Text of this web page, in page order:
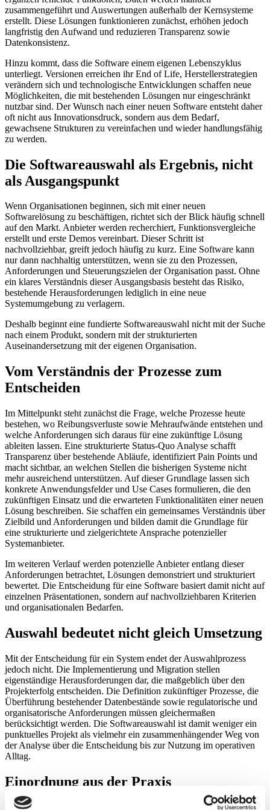
zusammengeführt und Auswertungen außerhalb der Kernsysteme
erstellt. Diese Lösungen funktionieren zunächst, erhöhen jedoch
langfristig den Aufwand und reduzieren Transparenz sowie
Datenkonsistenz.
Hinzu kommt, dass die Software einem eigenen Lebenszyklus
unterliegt. Versionen erreichen ihr End of Life, Herstellerstrategien
verändern sich und technologische Entwicklungen schaffen neue
Möglichkeiten, die mit bestehenden Lösungen nur eingeschränkt
nutzbar sind. Der Wunsch nach einer neuen Software entsteht daher
oft nicht aus Innovationsdruck, sondern aus dem Bedarf,
gewachsene Strukturen zu vereinfachen und wieder handlungsfähig
zu werden.
Die Softwareauswahl als Ergebnis, nicht
als Ausgangspunkt
Wenn Organisationen beginnen, sich mit einer neuen
Softwarelösung zu beschäftigen, richtet sich der Blick häufig schnell
auf den Markt. Anbieter werden recherchiert, Funktionsvergleiche
erstellt und erste Demos vereinbart. Dieser Schritt ist
nachvollziehbar, greift jedoch häufig zu kurz. Eine Software kann
nur dann nachhaltig unterstützen, wenn sie zu den Prozessen,
Anforderungen und Steuerungszielen der Organisation passt. Ohne
ein klares Verständnis dieser Ausgangsbasis besteht das Risiko,
bestehende Herausforderungen lediglich in eine neue
Systemumgebung zu verlagern.
Deshalb beginnt eine fundierte Softwareauswahl nicht mit der Suche
nach einem Produkt, sondern mit der strukturierten
Auseinandersetzung mit der eigenen Organisation.
Vom Verständnis der Prozesse zum
Entscheiden
Im Mittelpunkt steht zunächst die Frage, welche Prozesse heute
bestehen, wo Reibungsverluste sowie Mehraufwände entstehen und
welche Anforderungen sich daraus für eine zukünftige Lösung
ableiten lassen. Eine strukturierte Status-Quo Analyse schafft
Transparenz über bestehende Abläufe, identifiziert Pain Points und
macht sichtbar, an welchen Stellen die bisherigen Systeme nicht
mehr ausreichend unterstützen. Auf dieser Grundlage lassen sich
konkrete Anwendungsfelder und Use Cases formulieren, die den
zukünftigen Einsatz und die erwarteten Funktionalitäten einer neuen
Lösung beschreiben. Sie schaffen ein gemeinsames Verständnis über
Zielbild und Anforderungen und bilden damit die Grundlage für
eine strukturierte und zielgerichtete Ansprache potenzieller
Systemanbieter.
Im weiteren Verlauf werden potenzielle Anbieter entlang dieser
Anforderungen betrachtet, Lösungen demonstriert und strukturiert
bewertet. Die Entscheidung für eine Software basiert damit nicht auf
einzelnen Präsentationen, sondern auf nachvollziehbaren Kriterien
und organisationalen Bedarfen.
Auswahl bedeutet nicht gleich Umsetzung
Mit der Entscheidung für ein System endet der Auswahlprozess
jedoch nicht. Die Implementierung und Migration stellen
eigenständige Herausforderungen dar, die maßgeblich über den
Projekterfolg entscheiden. Die Definition zukünftiger Prozesse, die
Überführung bestehender Datenbestände sowie regulatorische und
organisatorische Anforderungen müssen gleichermaßen
berücksichtigt werden. Die Softwareauswahl ist damit weniger ein
punktuelles Projekt als vielmehr ein zusammenhängender Weg von
der Analyse über die Entscheidung bis zur Nutzung im operativen
Alltag.
Einordnung aus der Praxis
Der geschilderte Ablauf ist in vielen Organisationen zu beobachten.